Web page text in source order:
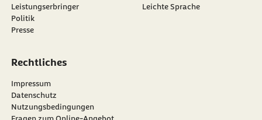
Leistungserbringer
Politik
Presse
Leichte Sprache
Rechtliches
Impressum
Datenschutz
Nutzungsbedingungen